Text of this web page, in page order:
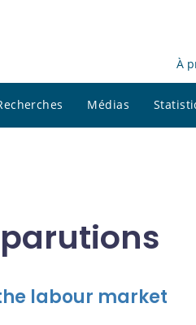
À
Médias
labour market